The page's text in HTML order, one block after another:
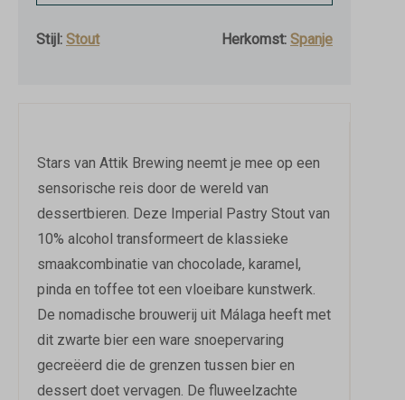
Stijl: Stout Herkomst: Spanje
Stars van Attik Brewing neemt je mee op een
sensorische reis door de wereld van
dessertbieren. Deze Imperial Pastry Stout van
10% alcohol transformeert de klassieke
smaakcombinatie van chocolade, karamel,
pinda en toffee tot een vloeibare kunstwerk.
De nomadische brouwerij uit Málaga heeft met
dit zwarte bier een ware snoepervaring
gecreëerd die de grenzen tussen bier en
dessert doet vervagen. De fluweelzachte